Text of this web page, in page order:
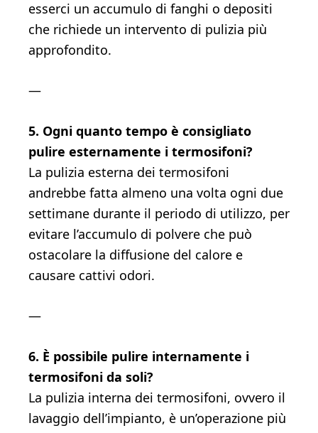
esserci un accumulo di fanghi o depositi
che richiede un intervento di pulizia più
approfondito.
—
5. Ogni quanto tempo è consigliato
pulire esternamente i termosifoni?
La pulizia esterna dei termosifoni
andrebbe fatta almeno una volta ogni due
settimane durante il periodo di utilizzo, per
evitare l’accumulo di polvere che può
ostacolare la diffusione del calore e
causare cattivi odori.
—
6. È possibile pulire internamente i
termosifoni da soli?
La pulizia interna dei termosifoni, ovvero il
lavaggio dell’impianto, è un’operazione più